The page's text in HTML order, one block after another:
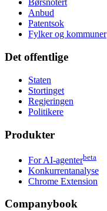
Børsnotert
Anbud
Patentsok
Fylker og kommuner
Det offentlige
Staten
Stortinget
Regjeringen
Politikere
Produkter
For AI-agenterbeta
Konkurrentanalyse
Chrome Extension
Companybook